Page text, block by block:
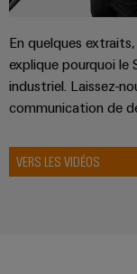
En quelques
explique pourquoi le
industriel. Laissez-
communication de
VERS LES VIDÉOS